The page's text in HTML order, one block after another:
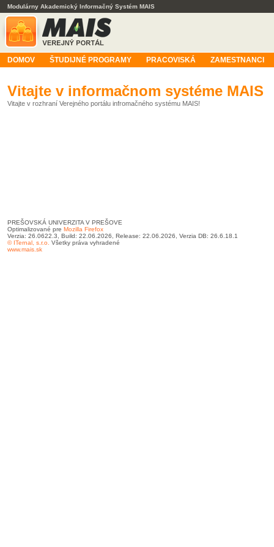
Modulárny Akademický Informačný Systém MAIS
DOMOV ŠTUDIJNÉ PROGRAMY PRACOVISKÁ ZAMESTNANCI
Vitajte v informačnom systéme MAIS
Vitajte v rozhraní Verejného portálu infromačného systému MAIS!
PREŠOVSKÁ UNIVERZITA V PREŠOVE
Optimalizované pre Mozilla Firefox
Verzia: 26.0622.3, Build: 22.06.2026, Release: 22.06.2026, Verzia DB: 26.6.18.1
© ITernal, s.r.o. Všetky práva vyhradené
www.mais.sk